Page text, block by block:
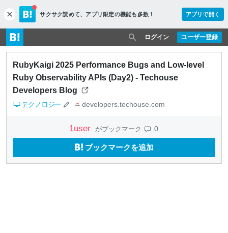
c
l
o
s
e
サクサク読めて、 アプリ限定の機能も多数！ アプリで開く
ユーザー登録
ログイン
RubyKaigi 2025 Performance Bugs and Low-level
Ruby Observability APIs (Day2) - Techouse
Developers Blog
テクノロジー developers.techouse.com
1user がブックマーク 0
ブックマークを追加